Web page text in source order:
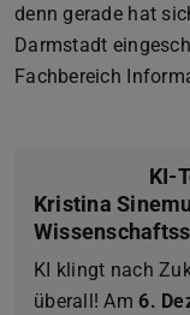
denn gerade hat
Darmstadt
Fachbereich
KI-
Kristina
KI klingt nach
überall! Am6.